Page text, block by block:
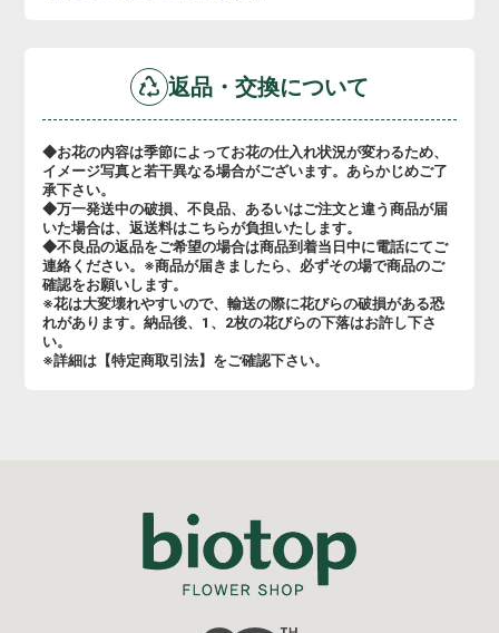
返品・交換について
◆お花の内容は季節によってお花の仕入れ状況が変わるため、
イメージ写真と若干異なる場合がございます。あらかじめご了
承下さい。
◆万一発送中の破損、不良品、あるいはご注文と違う商品が届
いた場合は、返送料はこちらが負担いたします。
◆不良品の返品をご希望の場合は商品到着当日中に電話にてご
連絡ください。※商品が届きましたら、必ずその場で商品のご
確認をお願いします。
※花は大変壊れやすいので、輸送の際に花びらの破損がある恐
れがあります。納品後、1、2枚の花びらの下落はお許し下さ
い。
※詳細は【特定商取引法】をご確認下さい。